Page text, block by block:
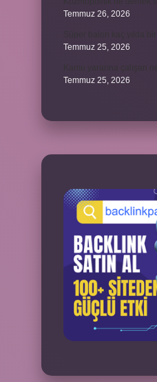
Temmuz 26, 2026
Temmuz 25, 2026
Temmuz 25, 2026